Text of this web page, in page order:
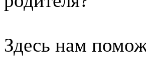
Здесь нам